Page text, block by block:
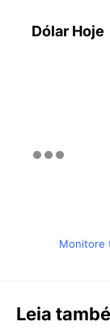
Dólar Hoje
Monitore
Leia